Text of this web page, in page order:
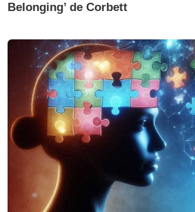
Belonging’ de Corbett